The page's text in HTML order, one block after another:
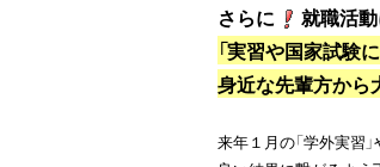
さらに
「実習や国家試験
身近な先輩方から
来年１月の「学外実習」